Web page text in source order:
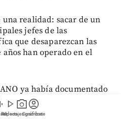
play_arrow
Videos
photo_camera
Reportajes gráficos
account_circle
Suscríbete
realidad: sacar de un
jefes de las
que desaparezcan las
han operado en el
ya había documentado
liderazgos dentro de las
varios de los antiguos